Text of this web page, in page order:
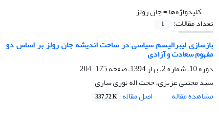
کلیدواژه‌ها =جان رولز
تعداد مقالات:
1
بازسازی لیبرالیسم سیاسی در ساحت اندیشه جان رولز بر اساس دو
مفهوم سعادت و آزادی
دوره 10، شماره 2، بهار 1394، صفحه
175-204
سید مجتبی عزیزی، حجت اله نوری ساری
مشاهده مقاله
اصل مقاله 337.72 K